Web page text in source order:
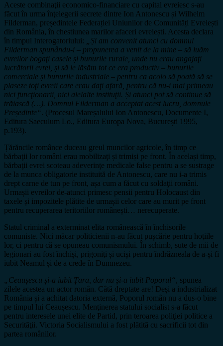
Aceste combinaţii economico-financiare cu capital evreiesc s-au
făcut în urma înţelegerii secrete dintre Ion Antonescu și Wilhelm
Filderman, președintele Federației Uniunilor de Comunități Evreiești
din România, în chestiunea marilor afaceri evreiești. Acesta declara
în timpul Interogatoriului:
„Și am convenit atunci cu domnul
Filderman spunându-i – propunerea a venit de la mine – să luăm
evreilor bogaţi casele și bunurile rurale, unde nu erau angajaţi
lucrătorii evrei, și să le lăsăm tot ce era productiv – bunurile
comerciale și bunurile industriale – pentru ca acolo să poată să se
plaseze toţi evreii care erau daţi afară, pentru că nu-i mai primeau
nici funcţionarii, nici alelalte instituţii. Și atunci pot să continue să
trăiască (…). Domnul Filderman a acceptat acest lucru, domnule
Președinte“. (Procesul Mareșalului Ion Antonescu, Documente I,
Editura Saeculum Lo., Editura Europa Nova, București 1995,
p.193).
Țărăncile românce duceau greul muncilor agricole, în timp ce
bărbaţii lor români erau mobilizaţi și trimiși pe front. În același timp,
bărbaţii evrei scoteau adeverinţe medicale false pentru a se sustrage
de la munca obligatorie instituită de Antonescu, care nu i-a trimis
drept carne de tun pe front, așa cum a făcut cu soldaţii români.
Urmașii evreilor de-atunci primesc pensii pentru Holocaust din
taxele și impozitele plătite de urmașii celor care au murit pe front
pentru recuperarea teritoriilor românești… nerecuperate.
Statul criminal a exterminat elita românească în închisorile
comuniste. Nici măcar politicienii n-au făcut pușcărie pentru hoţiile
lor, ci pentru că se opuneau comunismului. În schimb, sute de mii de
legionari au fost închiși, prigoniţi și uciși pentru îndrăzneala de a-și fi
iubit Neamul și de a crede în Dumnezeu.
Ceaușescu și-a iubit Țara, dar nu și-a iubit Poporul“, spunea
zilele acestea un actor român. Câtă dreptate are! Deși a industrializat
România și a achitat datoria externă, Poporul român nu a dus-o bine
pe timpul lui Ceaușescu. Menţinerea statului socialist s-a făcut
pentru interesele unei elite de Partid, prin teroarea poliţiei politice a
Securităţii. Victoria Socialismului a fost plătită cu sacrificii tot din
partea românilor.